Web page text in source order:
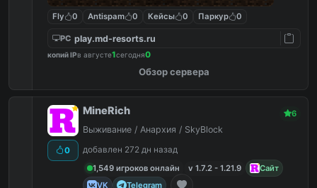
Fly 0 Antispam 0 Кейсы 0 Паркур 0
PC play.md-resorts.ru
копий IPв августе1сегодня0
Обзор сервера
0
MineRich 6
Выживание / Анархия / SkyBlock
добавлен 272 дн назад
1,549 игроков онлайн
v 1.7.2 - 1.21.9
Сайт
VK
Telegram